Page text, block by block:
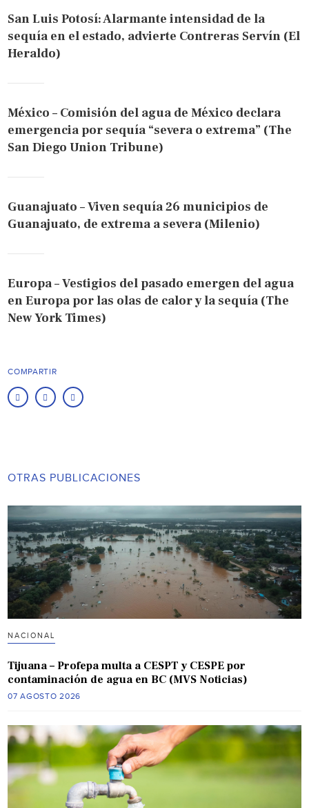
San Luis Potosí: Alarmante intensidad de la
sequía en el estado, advierte Contreras Servín (El
Heraldo)
México – Comisión del agua de México declara
emergencia por sequía “severa o extrema” (The
San Diego Union Tribune)
Guanajuato – Viven sequía 26 municipios de
Guanajuato, de extrema a severa (Milenio)
Europa – Vestigios del pasado emergen del agua
en Europa por las olas de calor y la sequía (The
New York Times)
COMPARTIR
OTRAS PUBLICACIONES
NACIONAL
Tijuana – Profepa multa a CESPT y CESPE por
contaminación de agua en BC (MVS Noticias)
07 AGOSTO 2026